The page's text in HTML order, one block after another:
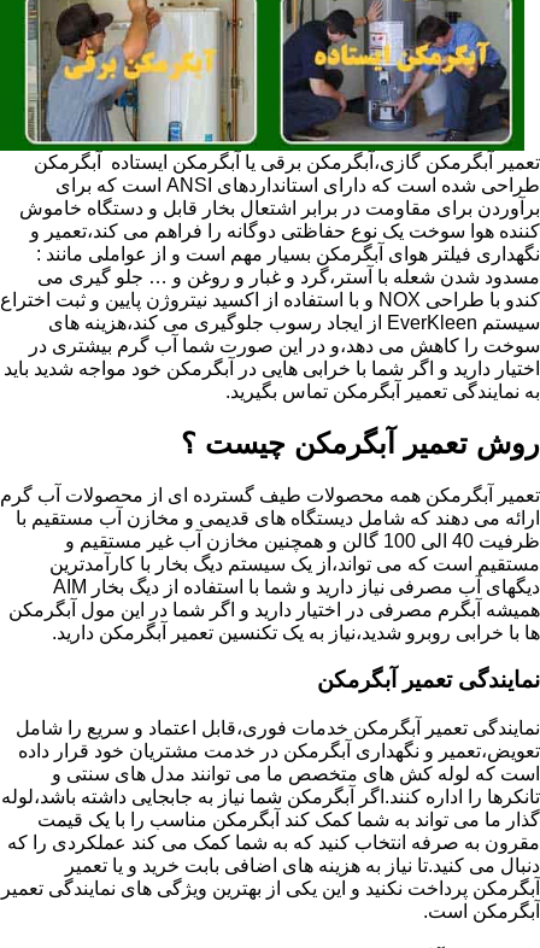
تعمیر آبگرمکن گازی،آبگرمکن برقی یا آبگرمکن ایستاده ​ آبگرمکن
طراحی شده است که دارای استانداردهای ANSI است که برای
برآوردن برای مقاومت در برابر اشتعال بخار قابل و دستگاه خاموش
کننده هوا سوخت یک نوع حفاظتی دوگانه را فراهم می کند،تعمیر و
نگهداری فیلتر هوای آبگرمکن بسیار مهم است و از عواملی مانند :
مسدود شدن شعله با آستر،گرد و غبار و روغن و … جلو گیری می
کندو با طراحی NOX و با استفاده از اکسید نیتروژن پایین و ثبت اختراع
سیستم EverKleen از ایجاد رسوب جلوگیری می کند،هزینه های
سوخت را کاهش می دهد،و در این صورت شما آب گرم بیشتری در
اختیار دارید و اگر شما با خرابی هایی در آبگرمکن خود مواجه شدید باید
به نمایندگی تعمیر آبگرمکن تماس بگیرید.
روش تعمیر آبگرمکن چیست ؟
تعمیر آبگرمکن همه محصولات طیف گسترده ای از محصولات آب گرم
ارائه می دهند که شامل دیستگاه های قدیمی و مخازن آب مستقیم با
ظرفیت 40 الی 100 گالن و همچنین مخازن آب غیر مستقیم و
مستقیم است که می تواند،از یک سیستم دیگ بخار با کارآمدترین
دیگهای آب مصرفی نیاز دارید و شما با استفاده از دیگ بخار AIM
همیشه آبگرم مصرفی در اختیار دارید و اگر شما در این مول آبگرمکن
ها با خرابی روبرو شدید،نیاز به یک تکنسین تعمیر آبگرمکن دارید.
نمایندگی تعمیر آبگرمکن
نمایندگی تعمیر آبگرمکن خدمات فوری،قابل اعتماد و سریع را شامل
تعویض،تعمیر و نگهداری آبگرمکن در خدمت مشتریان خود قرار داده
است که لوله کش های متخصص ما می توانند مدل های سنتی و
تانکرها را اداره کنند.اگر آبگرمکن شما نیاز به جابجایی داشته باشد،لوله
گذار ما می تواند به شما کمک کند آبگرمکن مناسب را با یک قیمت
مقرون به صرفه انتخاب کنید که به شما کمک می کند عملکردی را که
دنبال می کنید.تا نیاز به هزینه های اضافی بابت خرید و یا تعمیر
آبگرمکن پرداخت نکنید و این یکی از بهترین ویژگی های نمایندگی تعمیر
آبگرمکن است.